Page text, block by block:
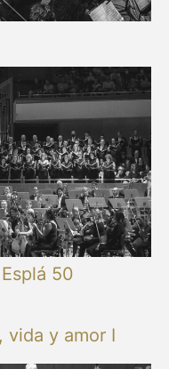
50
vida y amor I